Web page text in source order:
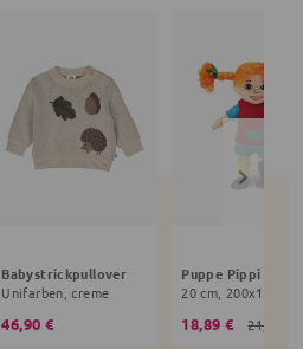
Babystrickpullover
Unifarben, creme
46,90 € 18,89 € 21,90 €